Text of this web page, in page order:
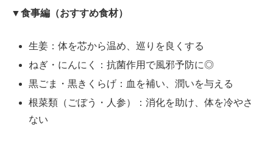
▼食事編（おすすめ食材）
生姜：体を芯から温め、巡りを良くする
ねぎ・にんにく：抗菌作用で風邪予防に◎
黒ごま・黒きくらげ：血を補い、潤いを与える
根菜類（ごぼう・人参）：消化を助け、体を冷やさ
ない